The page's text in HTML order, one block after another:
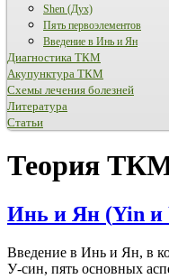
Shen (Дух)
Пять первоэлементов
Введение в Инь и Ян
Диагностика ТКМ
Акупунктура ТКМ
Схемы лечения болезней
Литература
Статьи
Теория
Инь и Ян (Yin и
Введение в Инь и Ян, в
У-син, пять основных